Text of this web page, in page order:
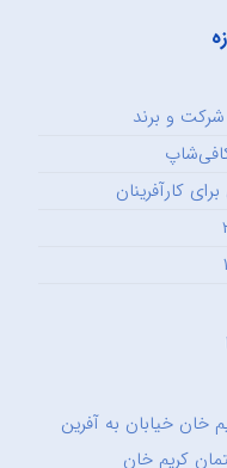
و برند
کارآفرینان
خان خیابان به آفرین